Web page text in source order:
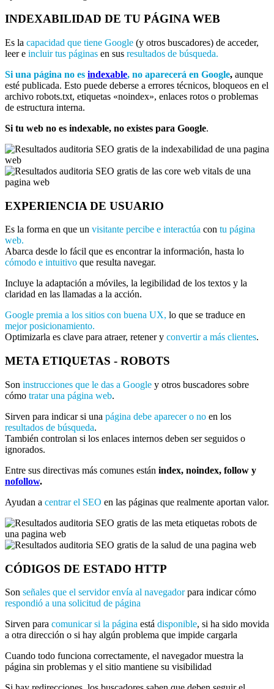
INDEXABILIDAD DE TU PÁGINA WEB
Es la capacidad que tiene Google (y otros buscadores) de acceder,
leer e incluir tus páginas en sus resultados de búsqueda.
Si una página no es indexable, no aparecerá en Google, aunque
esté publicada. Esto puede deberse a errores técnicos, bloqueos en el
archivo robots.txt, etiquetas «noindex», enlaces rotos o problemas
de estructura interna.
Si tu web no es indexable, no existes para Google.
EXPERIENCIA DE USUARIO
Es la forma en que un visitante percibe e interactúa con tu página
web.
Abarca desde lo fácil que es encontrar la información, hasta lo
cómodo e intuitivo que resulta navegar.
Incluye la adaptación a móviles, la legibilidad de los textos y la
claridad en las llamadas a la acción.
Google premia a los sitios con buena UX, lo que se traduce en
mejor posicionamiento.
Optimizarla es clave para atraer, retener y convertir a más clientes.
META ETIQUETAS - ROBOTS
Son instrucciones que le das a Google y otros buscadores sobre
cómo tratar una página web.
Sirven para indicar si una página debe aparecer o no en los
resultados de búsqueda.
También controlan si los enlaces internos deben ser seguidos o
ignorados.
Entre sus directivas más comunes están index, noindex, follow y
nofollow.
Ayudan a centrar el SEO en las páginas que realmente aportan valor.
CÓDIGOS DE ESTADO HTTP
Son señales que el servidor envía al navegadorpara indicar cómo
respondió a una solicitud de página
Sirven para comunicar si la página está disponible, si ha sido movida
a otra dirección o si hay algún problema que impide cargarla
Cuando todo funciona correctamente, el navegador muestra la
página sin problemas y el sitio mantiene su visibilidad